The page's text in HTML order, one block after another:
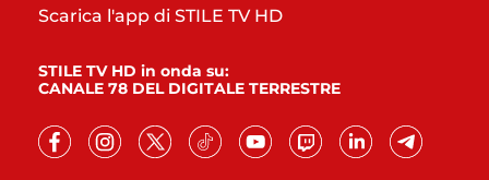
Scarica l'app di STILE TV HD
STILE TV HD in onda su:
CANALE 78 DEL DIGITALE TERRESTRE